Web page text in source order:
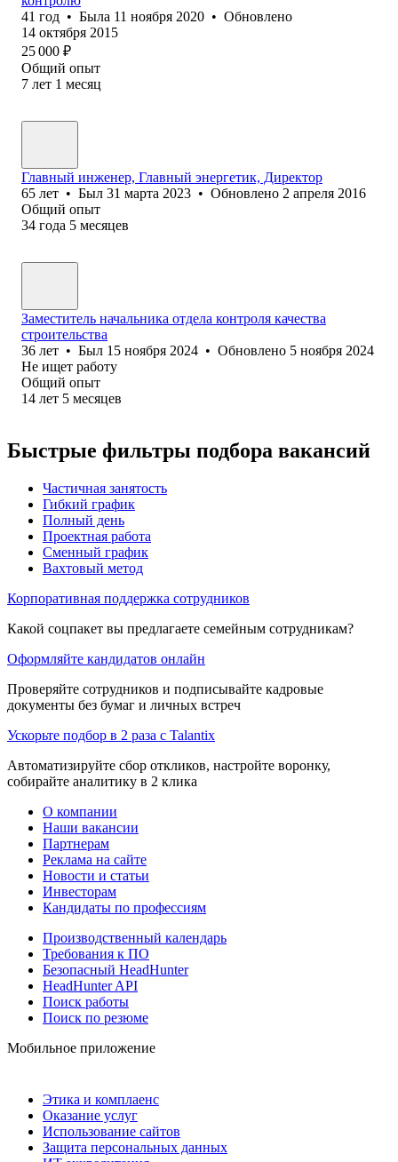
41 год • Была 11 ноября 2020 • Обновлено
14 октября 2015
25 000 ₽
Общий опыт
7 лет 1 месяц
Главный инженер, Главный энергетик, Директор
65 лет • Был 31 марта 2023 • Обновлено 2 апреля 2016
Общий опыт
34 года 5 месяцев
Заместитель начальника отдела контроля качества
строительства
36 лет • Был 15 ноября 2024 • Обновлено 5 ноября 2024
Не ищет работу
Общий опыт
14 лет 5 месяцев
Быстрые фильтры подбора вакансий
Частичная занятость
Гибкий график
Полный день
Проектная работа
Сменный график
Вахтовый метод
Корпоративная поддержка сотрудников
Какой соцпакет вы предлагаете семейным сотрудникам?
Оформляйте кандидатов онлайн
Проверяйте сотрудников и подписывайте кадровые
документы без бумаг и личных встреч
Ускорьте подбор в 2 раза с Talantix
Автоматизируйте сбор откликов, настройте воронку,
собирайте аналитику в 2 клика
О компании
Наши вакансии
Партнерам
Реклама на сайте
Новости и статьи
Инвесторам
Кандидаты по профессиям
Производственный календарь
Требования к ПО
Безопасный HeadHunter
HeadHunter API
Поиск работы
Поиск по резюме
Мобильное приложение
Этика и комплаенс
Оказание услуг
Использование сайтов
Защита персональных данных